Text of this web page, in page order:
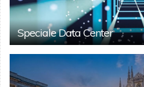
Speciale Data Center